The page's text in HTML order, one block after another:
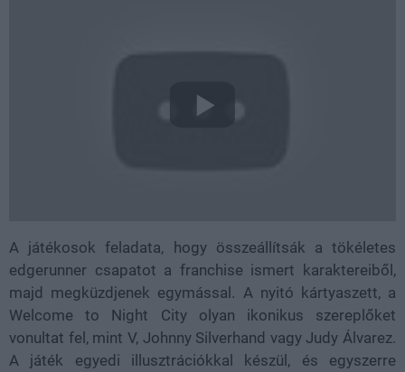
A játékosok feladata, hogy összeállítsák a tökéletes
edgerunner csapatot a franchise ismert karaktereiből,
majd megküzdjenek egymással. A nyitó kártyaszett, a
Welcome to Night City olyan ikonikus szereplőket
vonultat fel, mint V, Johnny Silverhand vagy Judy Álvarez.
A játék egyedi illusztrációkkal készül, és egyszerre